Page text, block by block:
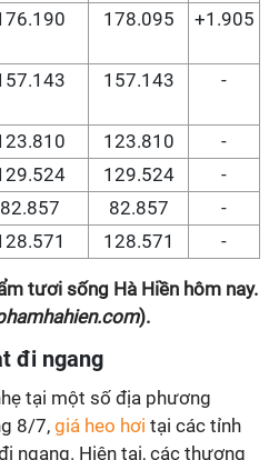
178.095 +1.905
157.143 -
123.810
-
129.524
-
82.857 82.857
-
128.571 -
tươi sống Hà Hiền hôm nay.
).
đi ngang
tại một số địa phương
8/7, giá heo hơi tại các tỉnh
ngang. Hiện tại, các thương